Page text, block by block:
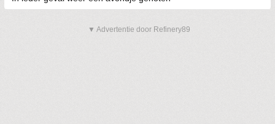
▼ Advertentie door Refinery89